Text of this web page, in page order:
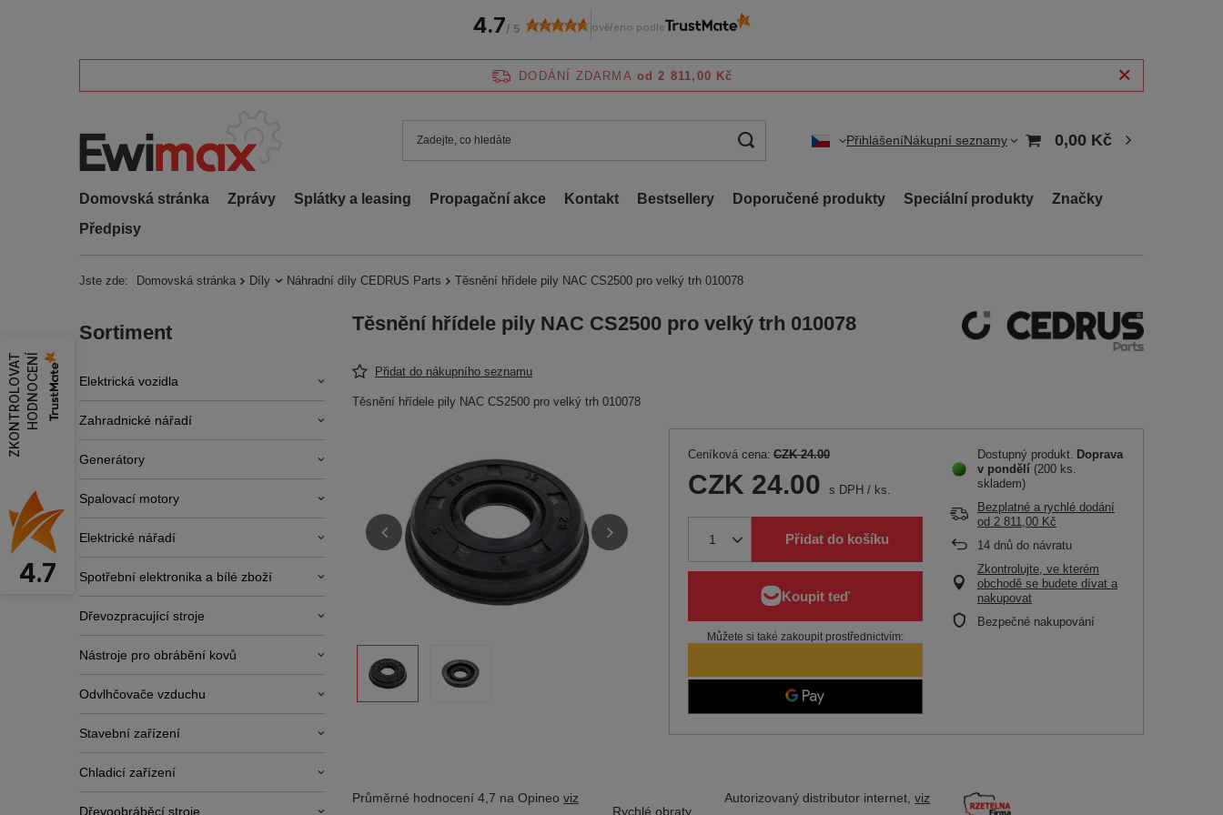
DODÁNÍ ZDARMA od 2 811,00 Kč
PřihlášeníNákupní seznamy 0,00 Kč
Domovská stránka Zprávy Splátky a leasing Propagační akce Kontakt Bestsellery Doporučené produkty Speciální produkty
Značky
Předpisy
Jste zde: Domovská stránka Díly Náhradní díly CEDRUS Parts Těsnění hřídele pily NAC CS2500 pro velký trh 010078
Sortiment
Elektrická vozidla
Zahradnické nářadí
Generátory
Spalovací motory
Elektrické nářadí
Spotřební elektronika a bílé zboží
Dřevozpracující stroje
Nástroje pro obrábění kovů
Odvlhčovače vzduchu
Stavební zařízení
Chladicí zařízení
Dřevoobráběcí stroje
Těsnění hřídele pily NAC CS2500 pro velký trh 010078
Přidat do nákupního seznamu
Těsnění hřídele pily NAC CS2500 pro velký trh 010078
Ceníková cena: CZK 24.00
CZK 24.00 s DPH / ks.
Přidat do košíku
Můžete si také zakoupit prostřednictvím:
Dostupný produkt Doprava
v pondělí (200 ks.
skladem)
Bezplatné a rychlé dodání
od 2 811,00 Kč
14 dnů do návratu
Zkontrolujte, ve kterém
obchodě se budete dívat a
nakupovat
Bezpečné nakupování
Průměrné hodnocení 4,7 na Opineo viz
Rychlé obraty
Autorizovaný distributor internet,viz
4.7/ 5 ověřeno podle
Z
K
O
N
T
R
O
L
O
V
A
T
H
O
D
N
O
C
E
NÍ
4.7